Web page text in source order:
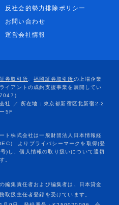
反社会的勢力排除ポリシー
お問い合わせ
運営会社情報
編集責任者および編集者は、日本貸金
取扱主任者登録を受けています。